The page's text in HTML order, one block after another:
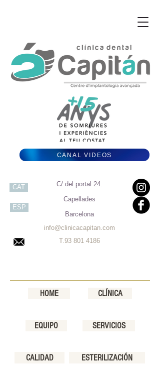
C/ del portal 24.
Capellades
Barcelona
info@clinicacapitan.com
T.93 801 4186
CAT
ESP
CANAL VIDEOS
HOME CLÍNICA
EQUIPO
CALIDAD
SERVICIOS
ESTERILIZACIÓN